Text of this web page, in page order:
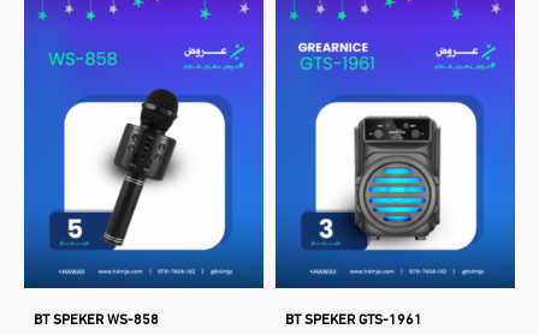
BT SPEKER WS-858 BT SPEKER GTS-1961